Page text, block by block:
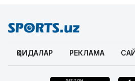
ҚОИДАЛАР РЕКЛАМА